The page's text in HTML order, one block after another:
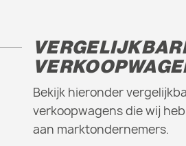
Bekijk hieronder
verkoopwagens die wij
aan marktondernemers.